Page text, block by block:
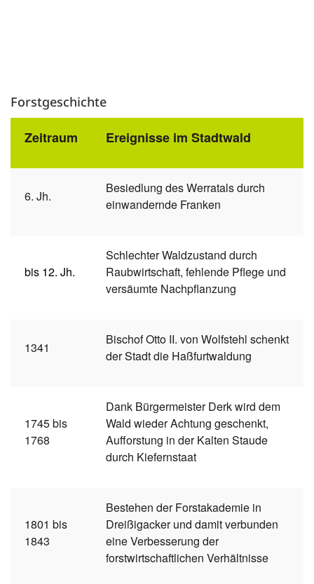
Forstgeschichte
Zeitraum Ereignisse im Stadtwald
6. Jh.
Besiedlung des Werratals durch
einwandernde Franken
bis 12. Jh.
Schlechter Waldzustand durch
Raubwirtschaft, fehlende Pflege und
versäumte Nachpflanzung
1341
Bischof Otto II. von Wolfstehl schenkt
der Stadt die Haßfurtwaldung
1745 bis
1768
Dank Bürgermeister Derk wird dem
Wald wieder Achtung geschenkt,
Aufforstung in der Kalten Staude
durch Kiefernstaat
1801 bis
1843
Bestehen der Forstakademie in
Dreißigacker und damit verbunden
eine Verbesserung der
forstwirtschaftlichen Verhältnisse